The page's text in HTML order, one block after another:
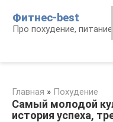
контенту
Фитнес-best
Про похудение,
Главная » Похудение
Самый молодой
история успеха,